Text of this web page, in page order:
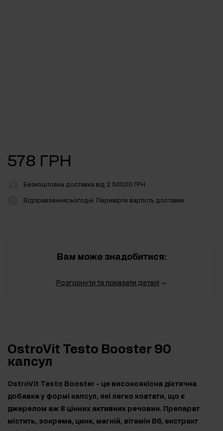
578 ГРН
Безкоштовна доставка від 2 500,00 ГРН
Відправленнясьогодні Перевірте вартість доставки
Вам може знадобитися:
Розгорнути та показати деталі
OstroVit Testo Booster 90
капсул
OstroVit Testo Booster - це високоякісна дієтична
добавка у формі капсул, які легко ковтати, що є
джерелом аж 8 цінних активних речовин. Препарат
містить, зокрема, цинк, магній, вітамін B6, екстракт